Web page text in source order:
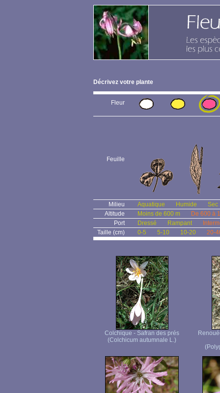
Décrivez votre plante
Fleur
Feuille
Milieu Aquatique Humide
Sec
Altitude
Moins de 600 m
De 600 à
Port
Dressé Rampant
Taille (cm)
0-5 5-10 10-20 20-
Colchique - Safran des prés
(Colchicum autumnale L.)